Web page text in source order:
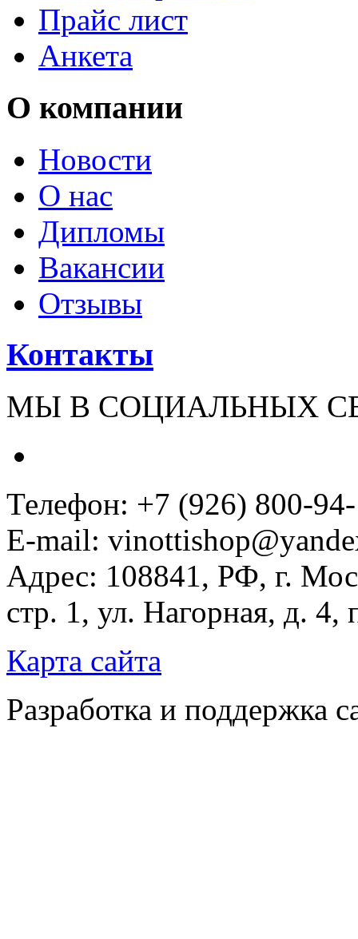
Прайс лист
Анкета
О компании
Новости
О нас
Дипломы
Вакансии
Отзывы
Контакты
МЫ В СОЦИАЛЬНЫХ
Телефон: +7 (926) 800-
E-mail:
Адрес: 108841, РФ, г.
стр. 1, ул. Нагорная, д.
Карта сайта
Разработка и поддержка